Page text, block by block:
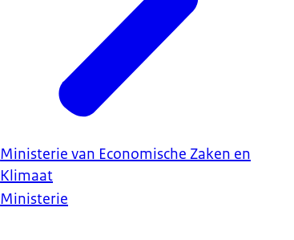
Ministerie van Economische Zaken en
Klimaat
Ministerie